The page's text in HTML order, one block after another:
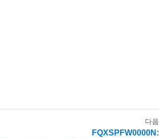
다음
FQXSPFW0000N: